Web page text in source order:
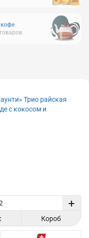
Трио райская
с кокосом и
+
Короб